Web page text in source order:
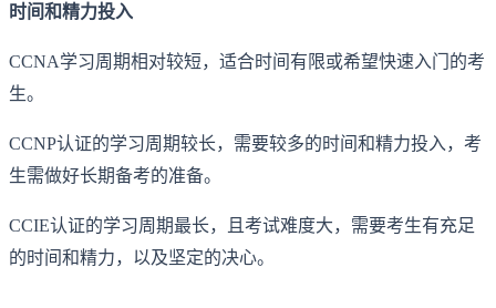
时间和精力投入
CCNA学习周期相对较短，适合时间有限或希望快速入门的考
生。
CCNP认证的学习周期较长，需要较多的时间和精力投入，考
生需做好长期备考的准备。
CCIE认证的学习周期最长，且考试难度大，需要考生有充足
的时间和精力，以及坚定的决心。